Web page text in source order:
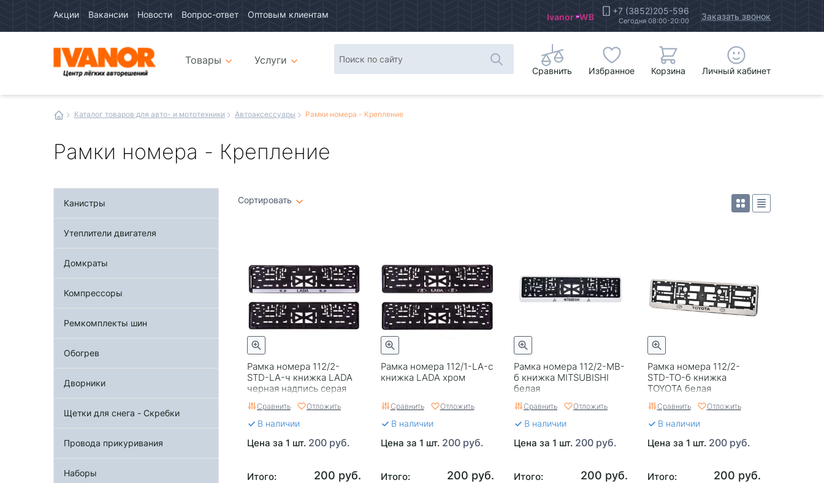
Акции Вакансии Новости Вопрос-ответ Оптовым клиентам Ivanor WB +7 (3852)205-596
Сегодня 08:00-20:00 Заказать звонок
интернетТовары
Услуги
Сравнить Избранное Корзина Личный кабинет
Каталог товаров для авто- и мототехники Автоаксессуары Рамки номера - Крепление
Рамки номера - Крепление
Сортировать
Рамка номера 112/2-
STD-LA-ч книжка LADA
черная надпись серая
Сравнить Отложить
В наличии
Цена за 1 шт. 200 руб.
Итого: 200 руб.
Рамка номера 112/1-LA-с
книжка LADA хром
Сравнить Отложить
В наличии
Цена за 1 шт. 200 руб.
Итого: 200 руб.
Рамка номера 112/2-MB-
б книжка MITSUBISHI
белая
Сравнить Отложить
В наличии
Цена за 1 шт. 200 руб.
Итого: 200 руб.
Рамка номера 112/2-
STD-TO-б книжка
TOYOTA белая
Сравнить Отложить
В наличии
Цена за 1 шт. 200 руб.
Итого: 200 руб.
Канистры
Утеплители двигателя
Домкраты
Компрессоры
Ремкомплекты шин
Обогрев
Дворники
Щетки для снега - Скребки
Провода прикуривания
Наборы